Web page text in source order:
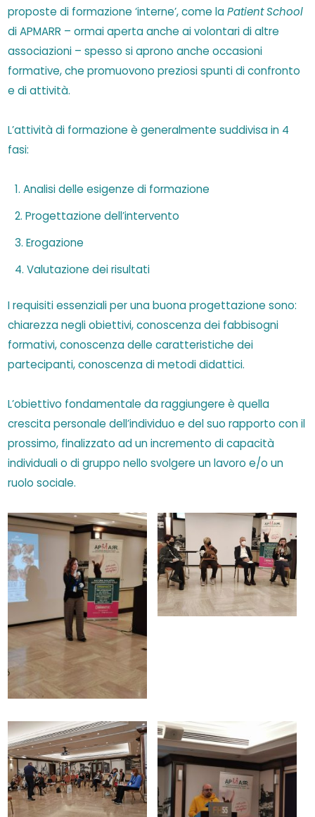
proposte di formazione ‘interne’, come laPatient School
di APMARR – ormai aperta anche ai volontari di altre
associazioni – spesso si aprono anche occasioni
formative, che promuovono preziosi spunti di confronto
e di attività.
L’attività di formazione è generalmente suddivisa in 4
fasi:
Analisi delle esigenze di formazione
Progettazione dell’intervento
Erogazione
Valutazione dei risultati
I requisiti essenziali per una buona progettazione sono:
chiarezza negli obiettivi, conoscenza dei fabbisogni
formativi, conoscenza delle caratteristiche dei
partecipanti, conoscenza di metodi didattici.
L’obiettivo fondamentale da raggiungere è quella
crescita personale dell’individuo e del suo rapporto con il
prossimo, finalizzato ad un incremento di capacità
individuali o di gruppo nello svolgere un lavoro e/o un
ruolo sociale.